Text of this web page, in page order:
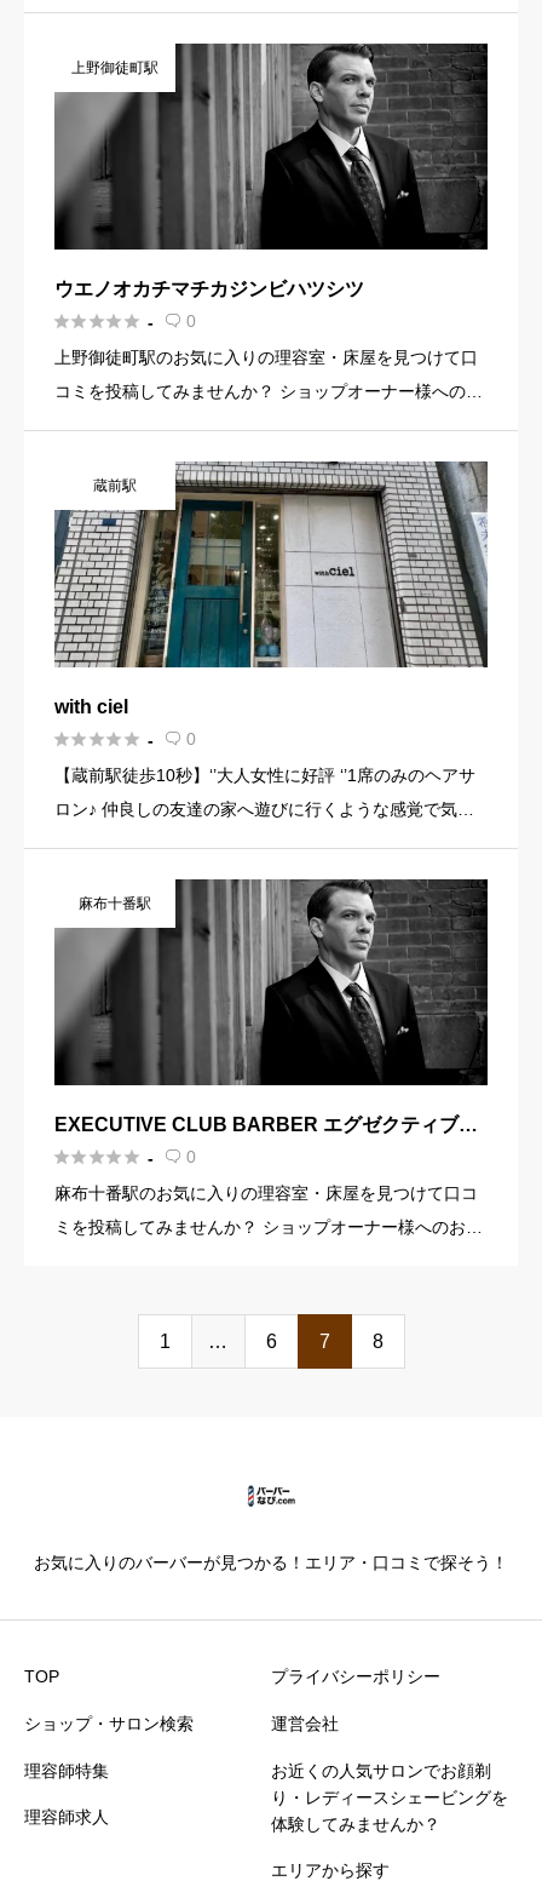
報・イメージ写真・メニュー・PR文章・ホームページリ
ンクなど機能 […]
上野御徒町駅
ウエノオカチマチカジンビハツシツ
 -  0
上野御徒町駅のお気に入りの理容室・床屋を見つけて口
コミを投稿してみませんか？ ショップオーナー様へのお
報・イメージ写真・メニュー・PR文章・ホームページリ
ンクなど機能 […]
蔵前駅
with ciel
 -  0
【蔵前駅徒歩10秒】‘’大人女性に好評 ‘’1席のみのヘアサ
ロン♪ 仲良しの友達の家へ遊びに行くような感覚で気軽
リストが1人のお店なので、小さなお子様連れの方や男性
の方、 […]
麻布十番駅
EXECUTIVE CLUB BARBER エグゼクティブク
ラブバーバー
 -  0
麻布十番駅のお気に入りの理容室・床屋を見つけて口コ
ミを投稿してみませんか？ ショップオーナー様へのお知
1 … 6 7 8
お気に入りのバーバーが見つかる！エリア・口コミで探そう！
TOP
ショップ・サロン検索
理容師特集
理容師求人
プライバシーポリシー
運営会社
お近くの人気サロンでお顔剃
り・レディースシェービングを
体験してみませんか？
エリアから探す